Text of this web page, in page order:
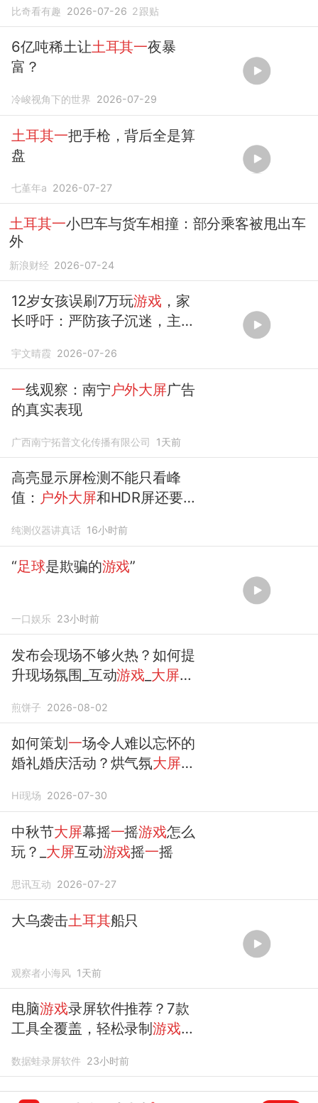
比奇看有趣 2026-07-26 2跟贴
6亿吨稀土让土耳其一夜暴
富？
冷峻视角下的世界 2026-07-29
土耳其一把手枪，背后全是算
盘
七堇年a 2026-07-27
土耳其一小巴车与货车相撞：部分乘客被甩出车
外
新浪财经 2026-07-24
12岁女孩误刷7万玩游戏 ，家
长呼吁：严防孩子沉迷，主播
宇文晴霞 2026-07-26
一线观察：南宁 户外大屏广告
的真实表现
广西南宁拓普文化传播有限公司 1天前
高亮显示屏检测不能只看峰
值： 户外大屏和HDR屏还要关
纯测仪器讲真话 16小时前
“足球是欺骗的游戏”
一口娱乐 23小时前
发布会现场不够火热？如何提
升现场氛围_互动游戏 大屏互
煎饼子 2026-08-02
如何策划 一场令人难以忘怀的
婚礼婚庆活动？烘气氛大屏游
Hi现场 2026-07-30
中秋节大屏幕摇一摇游戏怎么
玩？_ 大屏互动游戏摇一摇
思讯互动 2026-07-27
大乌袭击土耳其船只
观察者小海风 1天前
电脑游戏录屏软件推荐？7款
工具全覆盖，轻松录制游戏画
数据蛙录屏软件 23小时前